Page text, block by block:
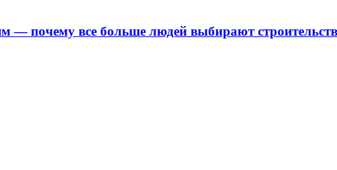
— почему все больше людей выбирают